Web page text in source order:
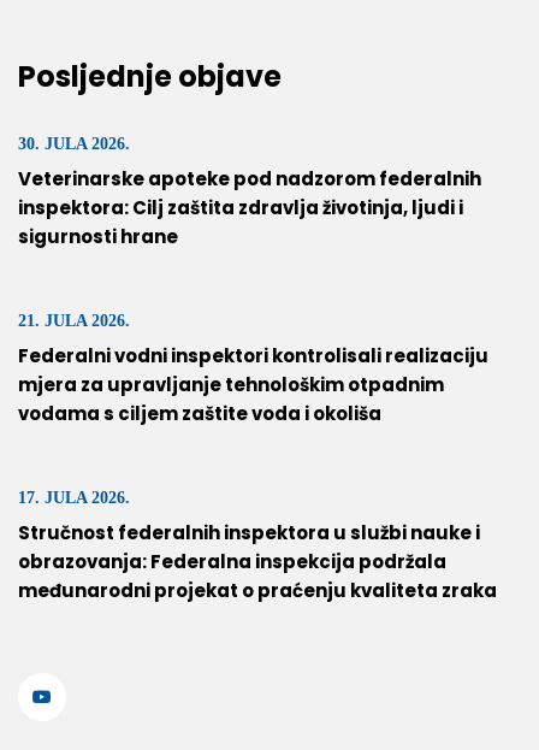
Posljednje objave
30. JULA 2026.
Veterinarske apoteke pod nadzorom federalnih
inspektora: Cilj zaštita zdravlja životinja, ljudi i
sigurnosti hrane
21. JULA 2026.
Federalni vodni inspektori kontrolisali realizaciju
mjera za upravljanje tehnološkim otpadnim
vodama s ciljem zaštite voda i okoliša
17. JULA 2026.
Stručnost federalnih inspektora u službi nauke i
obrazovanja: Federalna inspekcija podržala
međunarodni projekat o praćenju kvaliteta zraka